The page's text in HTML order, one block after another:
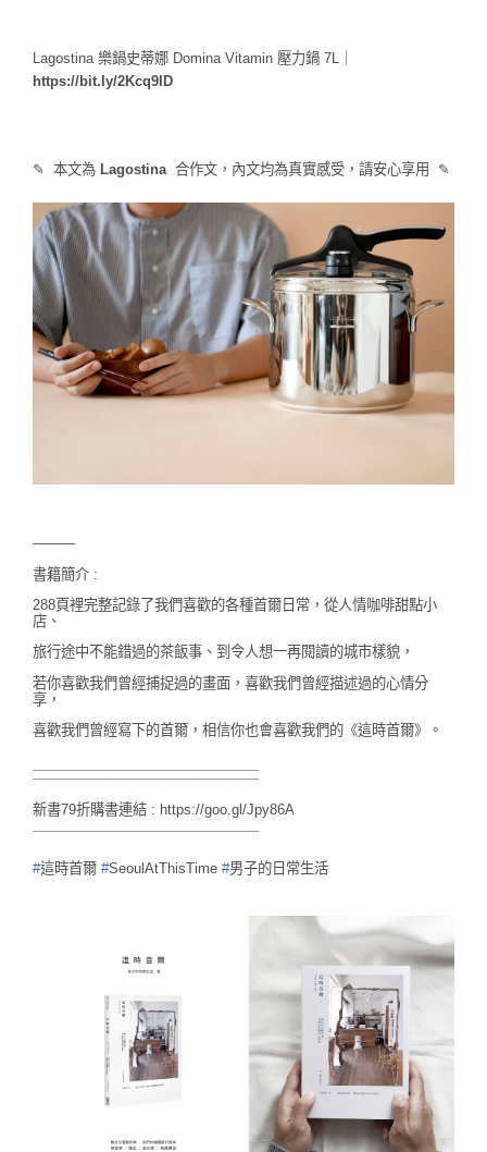
Lagostina 樂鍋史蒂娜 Domina Vitamin 壓力鍋 7L｜
https://bit.ly/2Kcq9ID
✎  本文為 Lagostina 合作文，內文均為真實感受，請安心享用  ✎
———
書籍簡介 :
288頁裡完整記錄了我們喜歡的各種首爾日常， 從人情咖啡甜點小
店、
旅行途中不能錯過的茶飯事、到令人想一再閱讀的城市樣貌，
若你喜歡我們曾經捕捉過的畫面，喜歡我們曾經描述過的心情分
享，
喜歡我們曾經寫下的首爾，相信你也會喜歡我們的《這時首爾》。
新書79折購書連結 : https://goo.gl/Jpy86A
#這時首爾 #SeoulAtThisTime #男子的日常生活